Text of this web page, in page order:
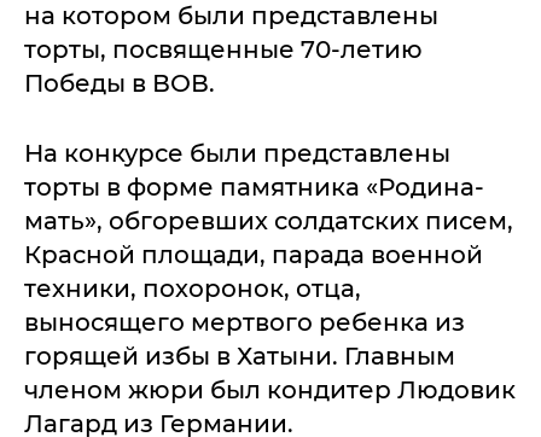
на котором были представлены
торты, посвященные 70-летию
Победы в ВОВ.
На конкурсе были представлены
торты в форме памятника «Родина-
мать», обгоревших солдатских писем,
Красной площади, парада военной
техники, похоронок, отца,
выносящего мертвого ребенка из
горящей избы в Хатыни. Главным
членом жюри был кондитер Людовик
Лагард из Германии.